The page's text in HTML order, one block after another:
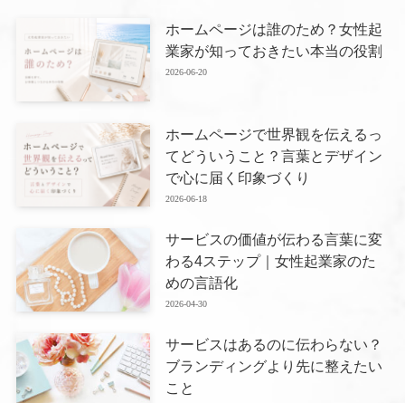
ホームページは誰のため？女性起
業家が知っておきたい本当の役割
2026-06-20
ホームページで世界観を伝えるっ
てどういうこと？言葉とデザイン
で心に届く印象づくり
2026-06-18
サービスの価値が伝わる言葉に変
わる4ステップ｜女性起業家のた
めの言語化
2026-04-30
サービスはあるのに伝わらない？
ブランディングより先に整えたい
こと